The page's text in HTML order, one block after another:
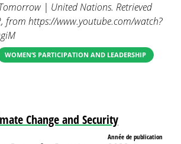
| United Nations. Retrieved
from https://www.youtube.com/watch?
WOMEN’S PARTICIPATION AND LEADERSHIP
Change and Security
Année de publication